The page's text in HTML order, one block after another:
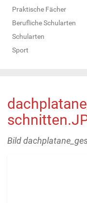
Praktische Fächer
Berufliche Schularten
Schularten
Sport
Bild